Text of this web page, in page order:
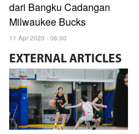
dari Bangku Cadangan
Milwaukee Bucks
11 Apr 2020 - 06:00
EXTERNAL ARTICLES